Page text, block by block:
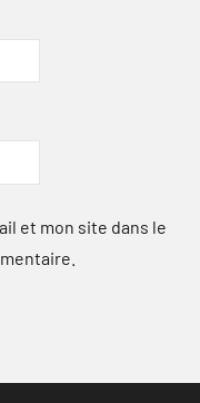
et mon site dans le